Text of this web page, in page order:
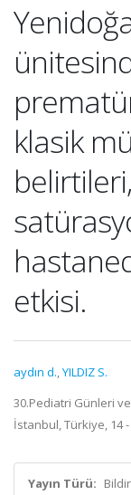
klasik
etkisi.
aydın d.,YILDIZ S.
30.Pediatri Günleri
İstanbul, Türkiye, 14
Yayın Türü: